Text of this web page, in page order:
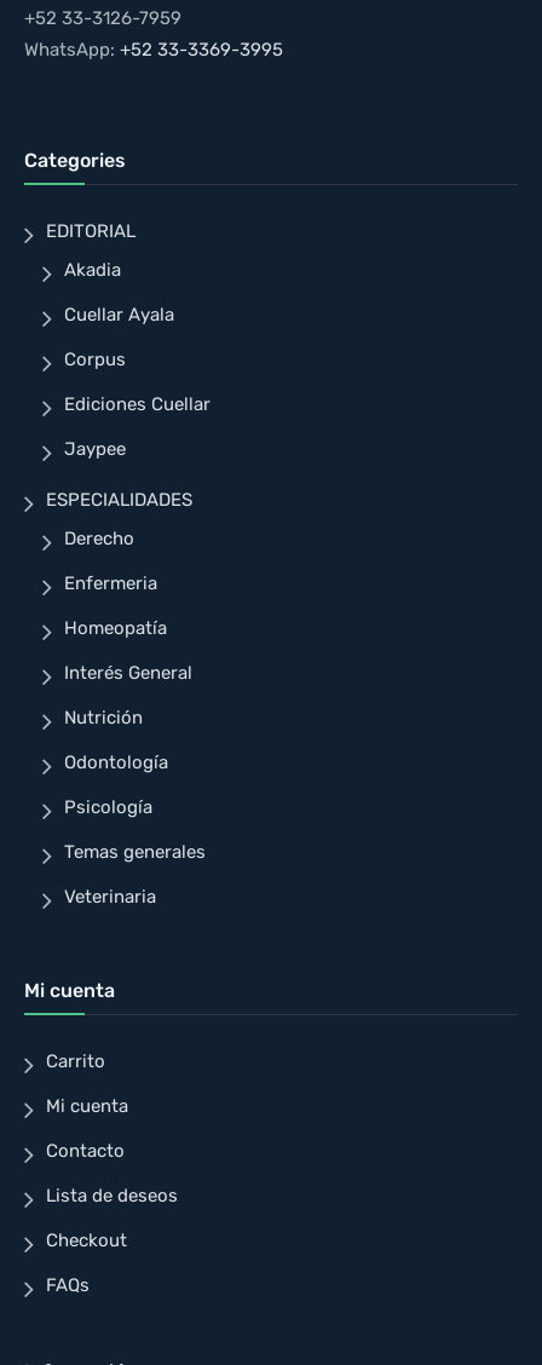
+52 33-3126-7959
WhatsApp: +52 33-3369-3995
Categories
EDITORIAL
Akadia
Cuellar Ayala
Corpus
Ediciones Cuellar
Jaypee
ESPECIALIDADES
Derecho
Enfermeria
Homeopatía
Interés General
Nutrición
Odontología
Psicología
Temas generales
Veterinaria
Mi cuenta
Carrito
Mi cuenta
Contacto
Lista de deseos
Checkout
FAQs